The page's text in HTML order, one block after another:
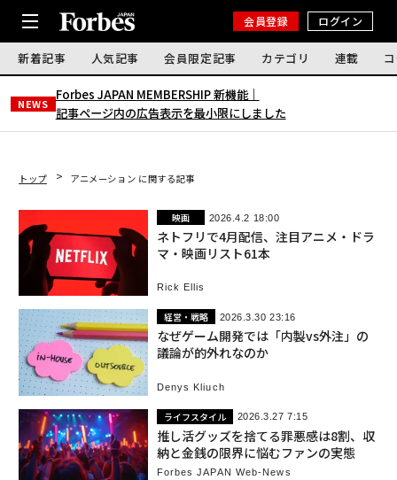
会員登録 ログイン
新着記事 人気記事 会員限定記事 カテゴリ 連載
NEWS
Forbes JAPAN MEMBERSHIP 新機能｜
記事ページ内の広告表示を最小限にしました
トップ アニメーション に関する記事
映画 2026.4.2 18:00
ネトフリで4月配信、注目アニメ・ドラ
マ・映画リスト61本
Rick Ellis
経営・戦略 2026.3.30 23:16
なぜゲーム開発では「内製vs外注」の
議論が的外れなのか
Denys Kliuch
ライフスタイル 2026.3.27 7:15
推し活グッズを捨てる罪悪感は8割、収
納と金銭の限界に悩むファンの実態
Forbes JAPAN Web-News